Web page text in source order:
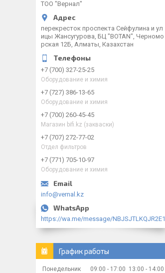
ТОО "Вернал"
перекресток проспекта Сейфулина и ул
ицы Жансугурова, БЦ "BOTAN", Черномо
рская 12Б, Алматы, Казахстан
+7 (700) 327-25-25
Оборудование и химия
+7 (727) 386-13-65
Оборудование и химия
+7 (700) 260-45-45
Магазин bifi.kz (закваски)
+7 (707) 272-77-02
Отдел фильтров
+7 (771) 705-10-97
Оборудование и химия
info@vernal.kz
https://wa.me/message/NBJSJTLKQJR2E1
График работы
Понедельник 09:00 17:00 13:00
14:00